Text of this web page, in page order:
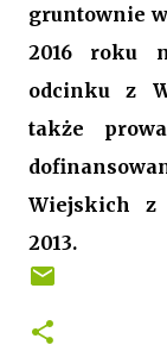
gruntownie
2016 roku
odcinku z
także
Wiejskich z
2013.